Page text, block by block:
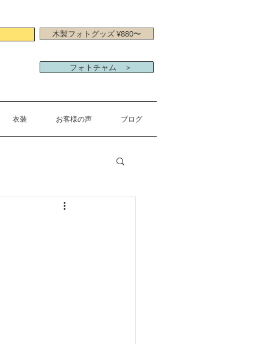
木製フォトグッズ ¥880〜
フォトチャム ＞
衣装 お客様の声 ブログ